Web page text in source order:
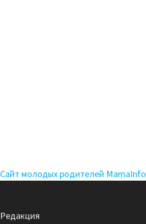
Сайт молодых родителей MamaInfo
Редакция